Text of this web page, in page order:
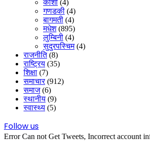
कोशी (4)
गणडकी (4)
बागमती (4)
मधेश(895)
लुम्बिनी (4)
सुदुरपस्चिम(4)
राजनीति(8)
राष्ट्रिय (35)
शिक्षा (7)
समाचार(912)
समाज(6)
स्थानीय (9)
स्वास्थ्य (5)
Follow us
Error Can not Get Tweets, Incorrect account